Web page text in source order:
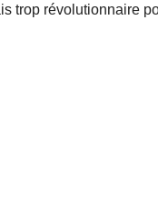
trop révolutionnaire